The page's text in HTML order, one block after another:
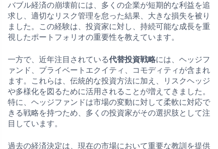
バブル経済の崩壊前には、多くの企業が短期的な利益を追
求し、適切なリスク管理を怠った結果、大きな損失を被り
ました。この経験は、投資家に対し、持続可能な成長を重
視したポートフォリオの重要性を教えています。
一方で、近年注目されている代替投資戦略には、ヘッジフ
ァンド、プライベートエクイティ、コモディティが含まれ
ます。これらは、伝統的な投資方法に加え、リスクヘッジ
や多様化を図るために活用されることが増えてきました。
特に、ヘッジファンドは市場の変動に対して柔軟に対応で
きる戦略を持つため、多くの投資家がその選択肢として注
目しています。
過去の経済決定は、現在の市場において重要な教訓を提供